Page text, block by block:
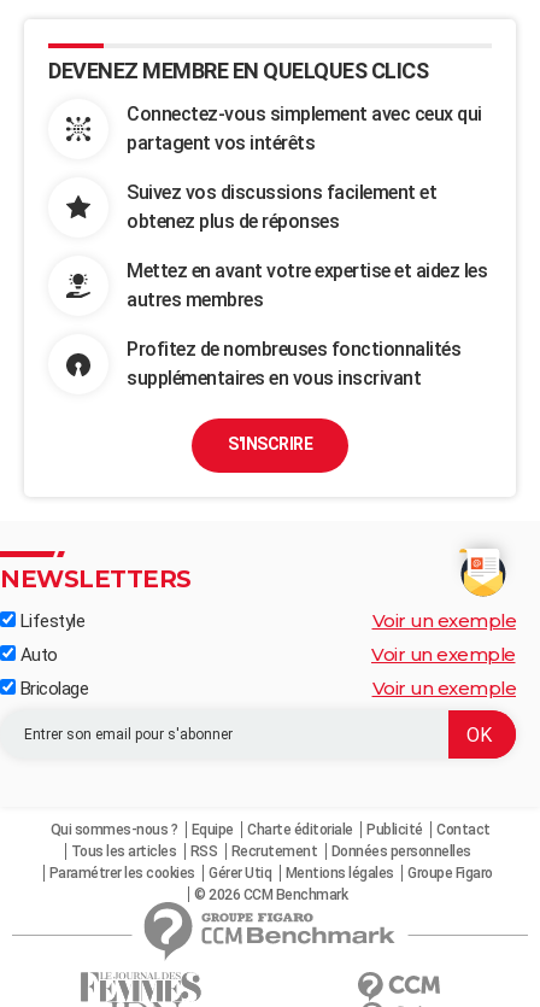
DEVENEZ MEMBRE EN QUELQUES CLICS
Connectez-vous simplement avec ceux qui
partagent vos intérêts
Suivez vos discussions facilement et
obtenez plus de réponses
Mettez en avant votre expertise et aidez les
autres membres
Profitez de nombreuses fonctionnalités
supplémentaires en vous inscrivant
S'INSCRIRE
NEWSLETTERS
Lifestyle Voir un exemple
Auto Voir un exemple
Bricolage Voir un exemple
Qui sommes-nous ? Equipe Charte éditoriale Publicité
Contact
Tous les articles
RSS Recrutement
Données personnelles
Paramétrer les cookies
Gérer Utiq Mentions légales
Groupe Figaro
© 2026 CCM Benchmark